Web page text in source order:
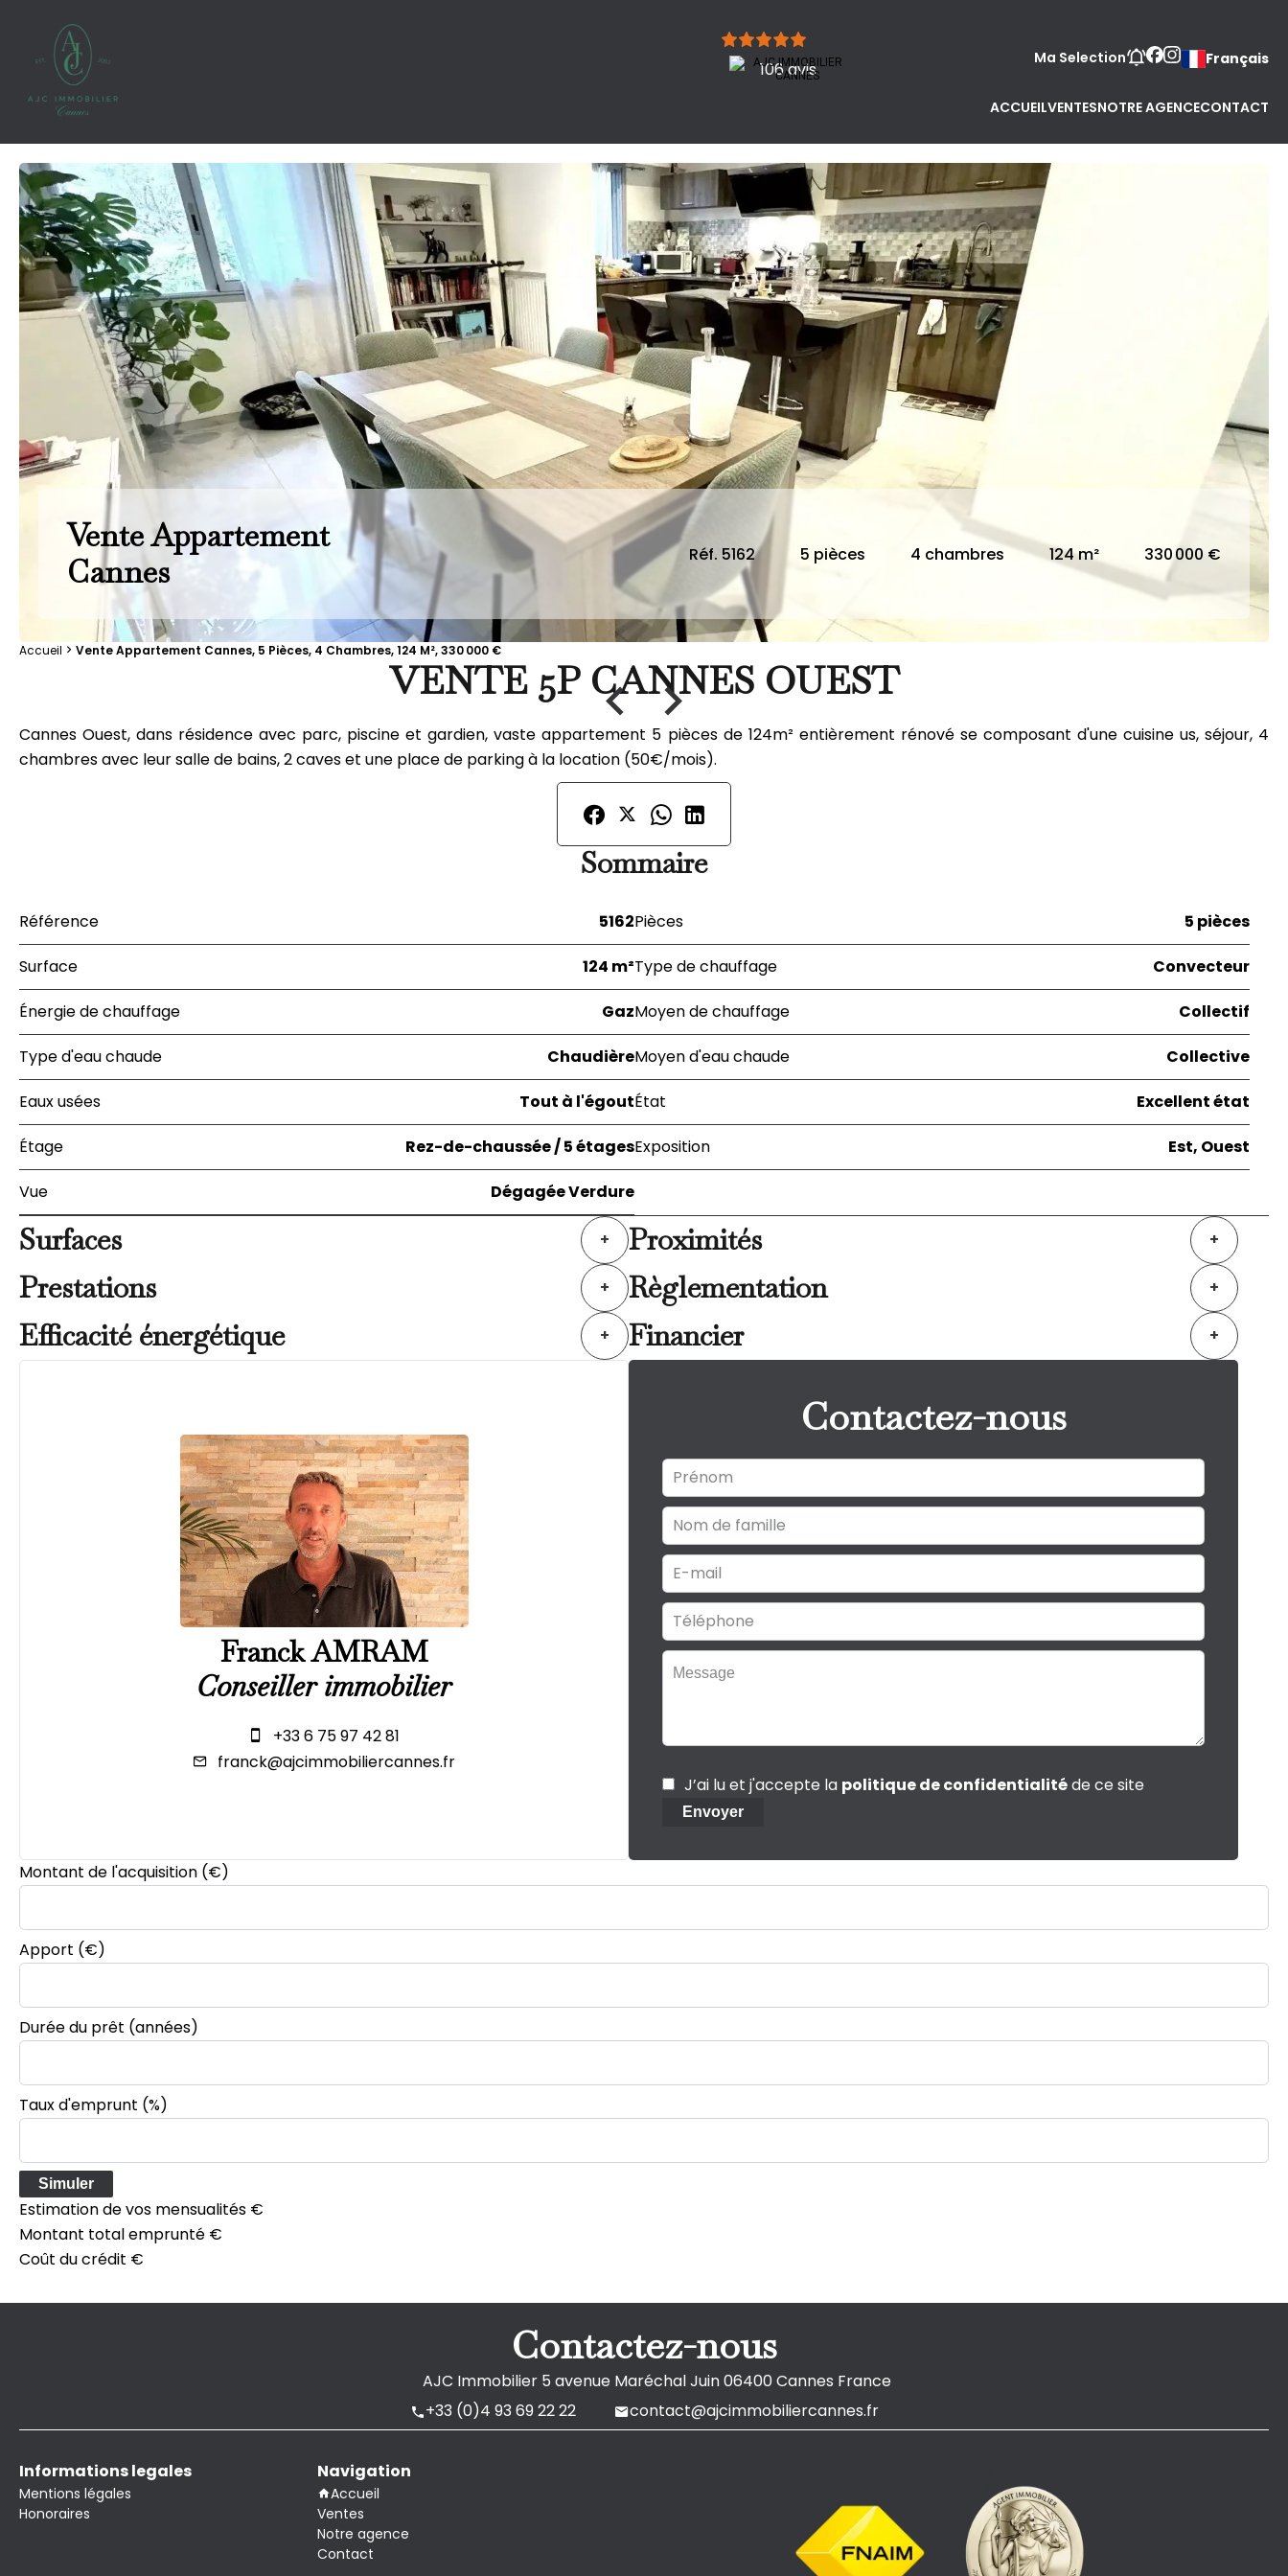
106 avis
Ma Selection Français
ACCUEILVENTESNOTRE AGENCECONTACT
Vente Appartement
Cannes
Réf. 5162 5 pièces 4 chambres 124 m² 330 000 €
Accueil Vente Appartement Cannes, 5 Pièces, 4 Chambres, 124 M², 330 000 €
VENTE 5P CANNES OUEST
Cannes Ouest, dans résidence avec parc, piscine et gardien, vaste appartement 5 pièces de 124m² entièrement rénové se composant d'une cuisine us, séjour, 4
chambres avec leur salle de bains, 2 caves et une place de parking à la location (50€/mois).
Sommaire
Référence 5162Pièces 5 pièces
Surface 124 m²Type de chauffage Convecteur
Énergie de chauffage GazMoyen de chauffage Collectif
Type d'eau chaude ChaudièreMoyen d'eau chaude Collective
Eaux usées Tout à l'égoutÉtat Excellent état
Étage Rez-de-chaussée / 5 étagesExposition Est, Ouest
Vue Dégagée Verdure
Surfaces + Proximités +
Prestations + Règlementation +
Efficacité énergétique + Financier +
Franck AMRAM
Conseiller immobilier
+33 6 75 97 42 81
franck@ajcimmobiliercannes.fr
Contactez-nous
J’ai lu et j'accepte la politique de confidentialitéde ce site
Envoyer
Montant de l'acquisition (€)
Apport (€)
Durée du prêt (années)
Taux d'emprunt (%)
Simuler
Estimation de vos mensualités €
Montant total emprunté €
Coût du crédit €
Contactez-nous
AJC Immobilier5 avenue Maréchal Juin06400 Cannes France
+33 (0)4 93 69 22 22
contact@ajcimmobiliercannes.fr
Informations legales
Mentions légales
Honoraires
Navigation
Accueil
Ventes
Notre agence
Contact